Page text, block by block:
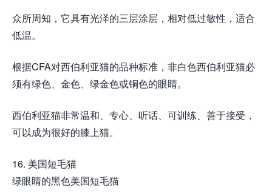
众所周知，它具有光泽的三层涂层，相对低过敏性，适合
低温。
根据CFA对西伯利亚猫的品种标准，非白色西伯利亚猫必
须有绿色、金色、绿金色或铜色的眼睛。
西伯利亚猫非常温和、专心、听话、可训练、善于接受，
可以成为很好的膝上猫。
16. 美国短毛猫
绿眼睛的黑色美国短毛猫